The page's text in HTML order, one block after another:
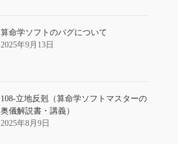
算命学ソフトのバグについて
2025年9月13日
108-立地反剋（算命学ソフトマスターの
奥儀解説書・講義）
2025年8月9日